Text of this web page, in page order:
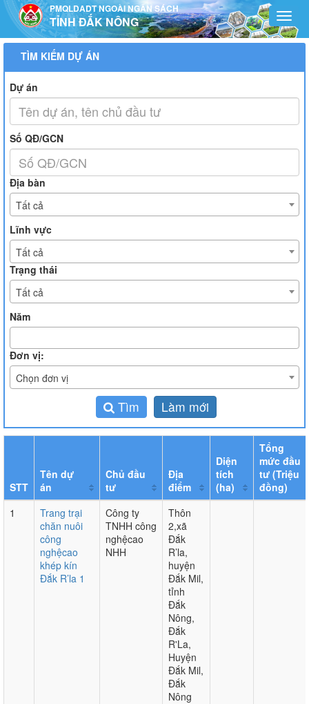
Truy cập nội dung luôn
PMQLDADT NGOÀI NGÂN SÁCH
TỈNH ĐẮK NÔNG
TÌM KIẾM DỰ ÁN
Dự án
Số QĐ/GCN
Địa bàn
Tất cả
Lĩnh vực
Tất cả
Trạng thái
Tất cả
Năm
Đơn vị:
Chọn đơn vị
Tìm Làm mới
STT
Tên dự
án
Chủ đầu
tư
Địa
điểm
Diện
tích
(ha)
Tổng
mức đầu
tư (Triệu
đồng)
1
Trang trại
chăn nuôi
công
nghệcao
khép kín
Đắk R’la 1
Công ty
TNHH công
nghệcao
NHH
Thôn
2,xã
Đắk
R’la,
huyện
Đắk Mil,
tỉnh
Đắk
Nông,
Đắk
R'La,
Huyện
Đắk Mil,
Đắk
Nông